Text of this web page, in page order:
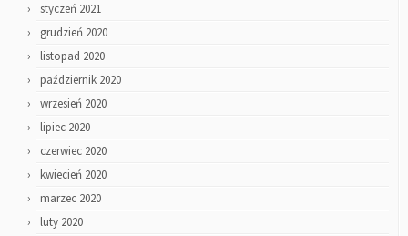
styczeń 2021
grudzień 2020
listopad 2020
październik 2020
wrzesień 2020
lipiec 2020
czerwiec 2020
kwiecień 2020
marzec 2020
luty 2020